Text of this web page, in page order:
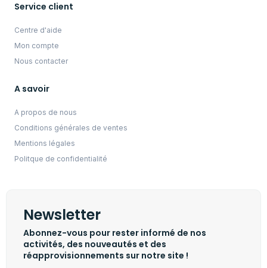
Service client
Centre d'aide
Mon compte
Nous contacter
A savoir
A propos de nous
Conditions générales de ventes
Mentions légales
Politque de confidentialité
Newsletter
Abonnez-vous pour rester informé de nos
activités, des nouveautés et des
réapprovisionnements sur notre site !